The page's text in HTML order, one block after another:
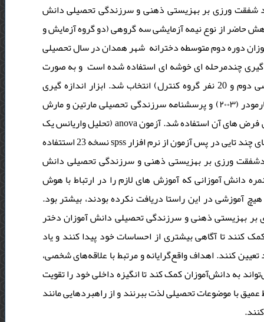
ورزی بر بهزیستی ذهنی و سرزندگی تحصیلی دانش
از نوع نیمه آزمایشی سه گروهی (دو گروه آزمایش و
دوره دوم متوسطه دخترانه شهر همدان در سال تحصیلی
گیری چندمرحله ای خوشه ای استفاده شده است و به صورت
تصادفی 60 نفر از این افراد (20 نفر گروه آزمایش اول، 20 نفر گروه آزمایشی دوم و 20 نفر گروه کنترل) انتخاب شد. ابزار اندازه گیری
متغیرهای تحقیق به ترتیب از پرسشنامه مقیاس بهزیستی ذهنی کییز و ماگیارمودر (٢٠٠٣) و پرسشنامه سرزندگی تحصیلی مارتین و مارش
(2008) استفاده شد. برای آزمون فرضیه های پژوهش ، از آزمون مانکوا و پیش فرض های آن استفاده شد. آزمون anova (تحلیل واریانس یک
طرفه) همراه با نمودار جعبه ای و آزمون تعقیبی توکی و شفه و.. برای مقایسه های چند تایی در پس آزمون از نرم افزار spss نسخه 23 استتفاده
ورزی بر بهزیستی ذهنی و سرزندگی تحصیلی دانش
دانش آموزانی که آموزش های لازم را در ارتباط با هوش
آموزشی در این راستا دریافت نکرده بودند، بیشتر بود.
ذهنی و سرزندگی تحصیلی دانش آموزان دختر
کنند تا آگاهی بیشتری از احساسات خود پیدا کنند و یاد
کنند. اهداف واقع‌گرایانه و مرتبط با علاقه‌های شخصی،
به دانش‌آموزان کمک کند تا انگیزه داخلی خود را تقویت
با موضوعات تحصیلی لذت ببرنند و از راهبردهایی مانند